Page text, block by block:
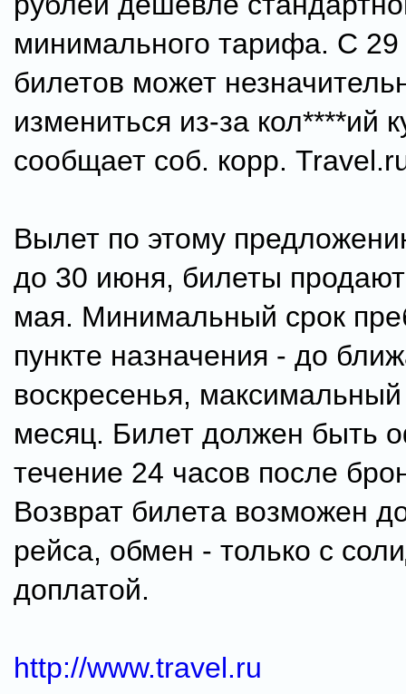
минимального тарифа. С 29
билетов может
измениться из-за кол****ий
сообщает соб. корр.
Вылет по этому
до 30 июня, билеты
мая. Минимальный срок
пункте назначения - до
воскресенья,
месяц. Билет должен быть
течение 24 часов после
Возврат билета возможен
рейса, обмен - только с
доплатой.
http://www.travel.ru